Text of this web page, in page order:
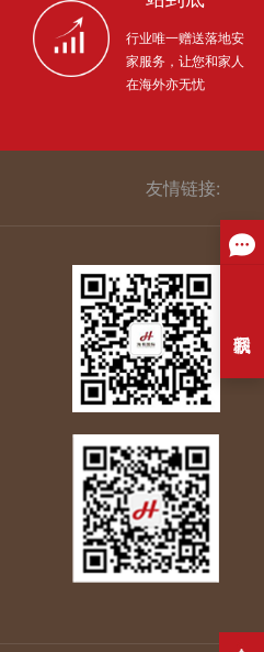
行业唯一赠送落地安
家服务，让您和家人
在海外亦无忧
友情链接: